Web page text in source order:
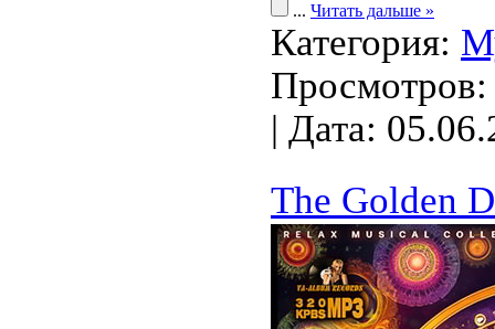
... Читать дальше »
Категория:
| Дата:
The Golden